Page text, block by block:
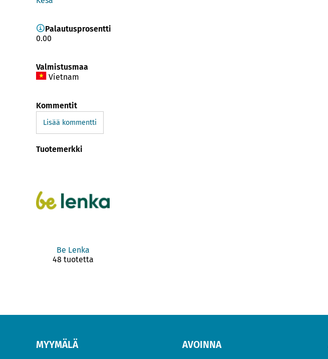
Palautusprosentti
0.00
Valmistusmaa
Vietnam
Kommentit
Lisää kommentti
Tuotemerkki
Be Lenka
48 tuotetta
MYYMÄLÄ AVOINNA